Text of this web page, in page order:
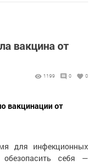
вакцина от
1199 0 0
вакцинации от
для инфекционных
себя —